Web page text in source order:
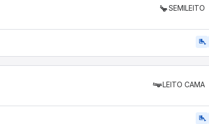
SEMILEITO
airline_seat_legroom_extra
LEITO CAMA
airline_seat_legroom_extra